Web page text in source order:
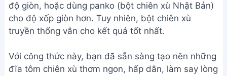
độ giòn, hoặc dùng panko (bột chiên xù Nhật Bản)
cho độ xốp giòn hơn. Tuy nhiên, bột chiên xù
truyền thống vẫn cho kết quả tốt nhất.
Với công thức này, bạn đã sẵn sàng tạo nên những
đĩa tôm chiên xù thơm ngon, hấp dẫn, làm say lòng